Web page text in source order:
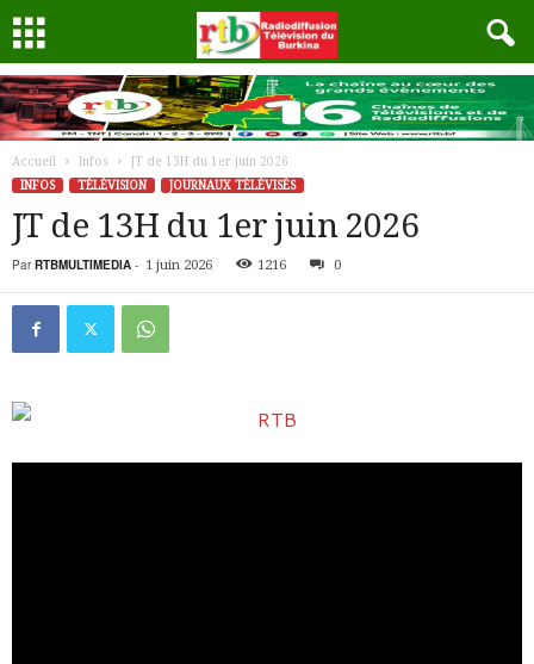
Accueil Infos
JT de 13H du 1er juin 2026
INFOS
TÉLÉVISION JOURNAUX TÉLÉVISÉS
JT de 13H du 1er juin 2026
Par RTBMULTIMEDIA - 1 juin 2026 1216 0